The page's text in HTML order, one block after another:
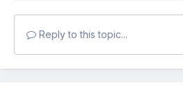
Reply to this topic...